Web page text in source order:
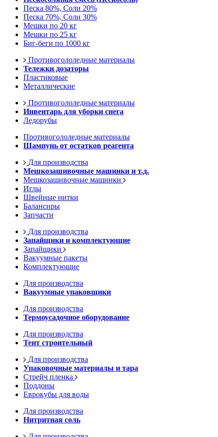
Песка 80%, Соли 20%
Песка 70%, Соли 30%
Мешки по 20 кг
Мешки по 25 кг
Биг-беги по 1000 кг
Противогололедные материалы
Тележки дозаторы
Пластиковые
Металлические
Противогололедные материалы
Инвентарь для уборки снега
Ледорубы
Противогололедные материалы
Шампунь от остатков реагента
Для производства
Мешкозашивочные машинки и т.д.
Мешкозашивочные машинки
Иглы
Швейные нитки
Балансиры
Запчасти
Для производства
Запайщики и комплектующие
Запайщики
Вакуумные пакеты
Комплектующие
Для производства
Вакуумные упаковщики
Для производства
Термоусадочное оборудование
Для производства
Тент строительный
Для производства
Упаковочные материалы и тара
Стрейч пленка
Поддоны
Еврокубы для воды
Для производства
Нитритная соль